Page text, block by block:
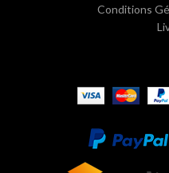
Conditions